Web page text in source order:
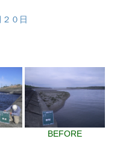
０日
BEFORE